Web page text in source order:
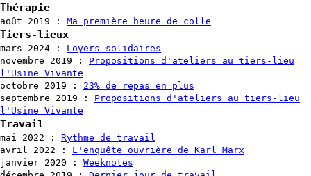
Thérapie
août 2019 : Ma première heure de colle
Tiers-lieux
mars 2024 :
Loyers solidaires
novembre 2019
:
Propositions d'ateliers au tiers-lieu
l'Usine Vivante
octobre 2019
:
23% de repas en plus
septembre 2019
:
Propositions d'ateliers au tiers-lieu
l'Usine Vivante
Travail
mai 2022 :
Rythme de travail
avril 2022
:
L'enquête ouvrière de Karl Marx
janvier 2020
:
Weeknotes